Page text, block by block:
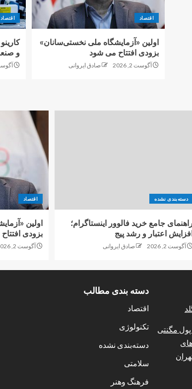
اقتصاد
اولین «آزمایشگاه ملی نخستی‌سانان»
بزودی افتتاح می شود
آگوست 2, 2026 صادق ایروانی
اقتصاد
و
آگوست 2,
دسته‌بندی نشده
جامع خرید فالوور اینستاگرام؛
افزایش اعتبار و رشد پیج
آگوست 2, 2026 صادق ایروانی
اقتصاد
اولین
بزودی
آگوست 2, 2026
دسته بندی مطالب
اقتصاد
تکنولوژی
دسته‌بندی نشده
سلامتی
فرهنگ وهنر
مگنتی